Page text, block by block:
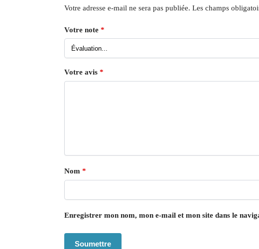
Votre adresse e-mail ne sera pas publiée. Les champs
Votre note *
Votre avis *
Nom *
Enregistrer mon nom, mon e-mail et mon site dans le